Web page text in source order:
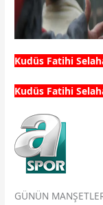
Kudüs Fatihi
Kudüs Fatihi
GÜNÜN